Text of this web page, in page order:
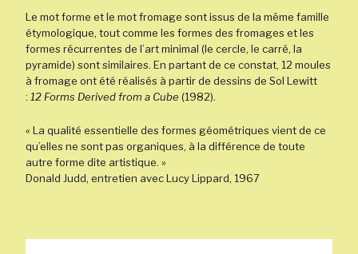
Le mot forme et le mot fromage sont issus de la même famille
étymologique, tout comme les formes des fromages et les
formes récurrentes de l’art minimal (le cercle, le carré, la
pyramide) sont similaires. En partant de ce constat, 12 moules
à fromage ont été réalisés à partir de dessins de Sol Lewitt
: 12 Forms Derived from a Cube (1982).
« La qualité essentielle des formes géométriques vient de ce
qu’elles ne sont pas organiques, à la différence de toute
autre forme dite artistique. »
Donald Judd, entretien avec Lucy Lippard, 1967